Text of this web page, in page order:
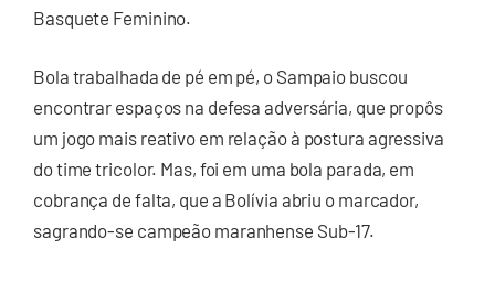
Basquete Feminino.
Bola trabalhada de pé em pé, o Sampaio buscou
encontrar espaços na defesa adversária, que propôs
um jogo mais reativo em relação à postura agressiva
do time tricolor. Mas, foi em uma bola parada, em
cobrança de falta, que a Bolívia abriu o marcador,
sagrando-se campeão maranhense Sub-17.